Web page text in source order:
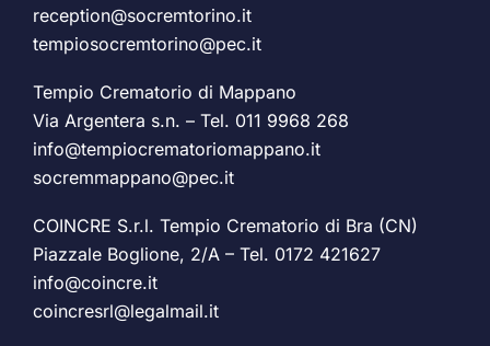
reception@socremtorino.it
tempiosocremtorino@pec.it
Tempio Crematorio di Mappano
Via Argentera s.n. – Tel. 011 9968 268
info@tempiocrematoriomappano.it
socremmappano@pec.it
COINCRE S.r.l. Tempio Crematorio di Bra (CN)
Piazzale Boglione, 2/A – Tel. 0172 421627
info@coincre.it
coincresrl@legalmail.it